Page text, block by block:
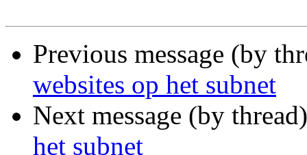
Previous message (by
websites op het subnet
Next message (by
het subnet